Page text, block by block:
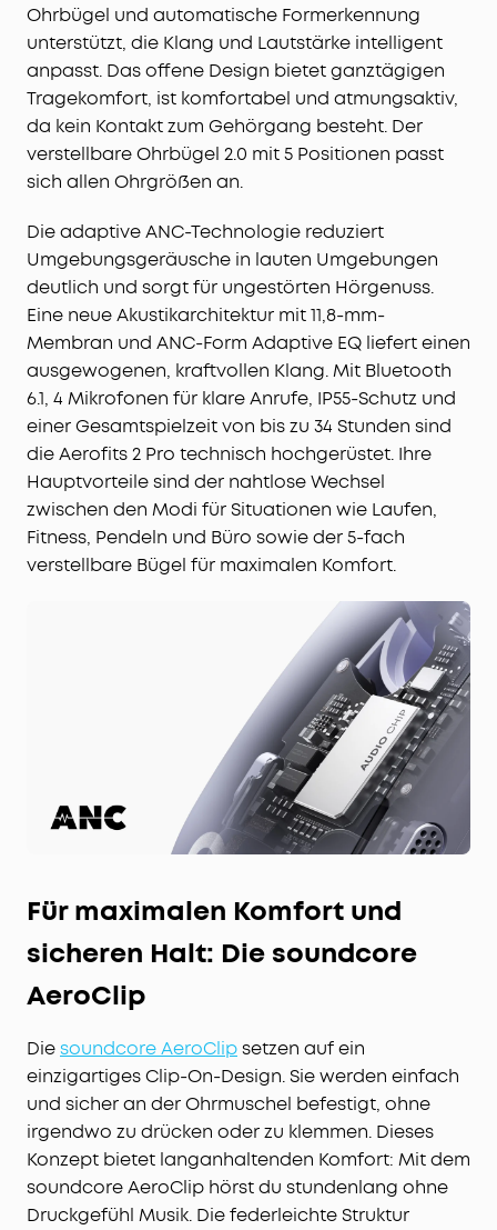
Ohrbügel und automatische Formerkennung
unterstützt, die Klang und Lautstärke intelligent
anpasst. Das offene Design bietet ganztägigen
Tragekomfort, ist komfortabel und atmungsaktiv,
da kein Kontakt zum Gehörgang besteht. Der
verstellbare Ohrbügel 2.0 mit 5 Positionen passt
sich allen Ohrgrößen an.
Die adaptive ANC-Technologie reduziert
Umgebungsgeräusche in lauten Umgebungen
deutlich und sorgt für ungestörten Hörgenuss.
Eine neue Akustikarchitektur mit 11,8-mm-
Membran und ANC-Form Adaptive EQ liefert einen
ausgewogenen, kraftvollen Klang. Mit Bluetooth
6.1, 4 Mikrofonen für klare Anrufe, IP55-Schutz und
einer Gesamtspielzeit von bis zu 34 Stunden sind
die Aerofits 2 Pro technisch hochgerüstet. Ihre
Hauptvorteile sind der nahtlose Wechsel
zwischen den Modi für Situationen wie Laufen,
Fitness, Pendeln und Büro sowie der 5-fach
verstellbare Bügel für maximalen Komfort.
Für maximalen Komfort und
sicheren Halt: Die soundcore
AeroClip
Diesoundcore AeroClipsetzen auf ein
einzigartiges Clip-On-Design. Sie werden einfach
und sicher an der Ohrmuschel befestigt, ohne
irgendwo zu drücken oder zu klemmen. Dieses
Konzept bietet langanhaltenden Komfort: Mit dem
soundcore AeroClip hörst du stundenlang ohne
Druckgefühl Musik. Die federleichte Struktur